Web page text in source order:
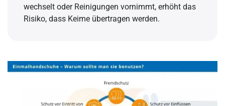
wechselt oder Reinigungen vornimmt, erhöht das
Risiko, dass Keime übertragen werden.